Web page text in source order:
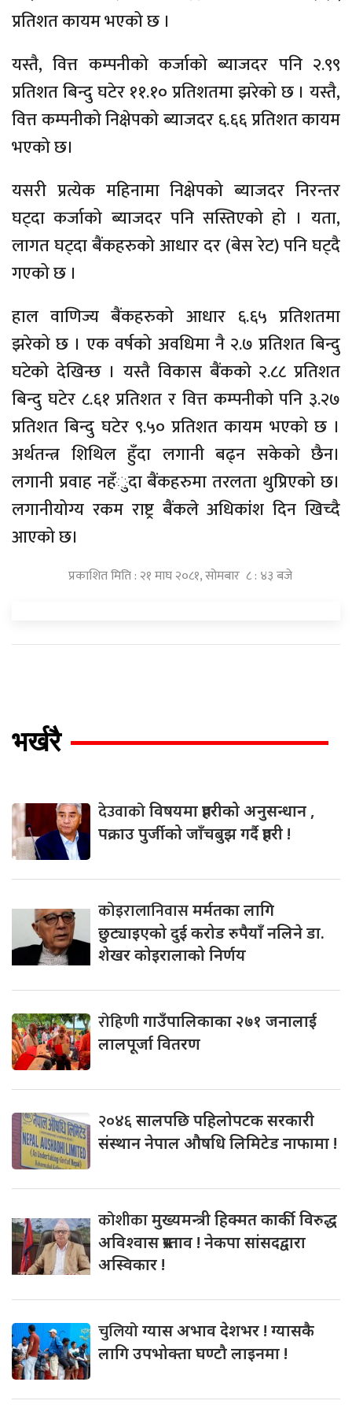
प्रतिशत कायम भएको छ ।
यस्तै, वित्त कम्पनीको कर्जाको ब्याजदर पनि २.९९
प्रतिशत बिन्दु घटेर ११.१० प्रतिशतमा झरेको छ । यस्तै,
वित्त कम्पनीको निक्षेपको ब्याजदर ६.६६ प्रतिशत कायम
भएको छ।
यसरी प्रत्येक महिनामा निक्षेपको ब्याजदर निरन्तर
घट्दा कर्जाको ब्याजदर पनि सस्तिएको हो । यता,
लागत घट्दा बैंकहरुको आधार दर (बेस रेट) पनि घट्दै
गएको छ ।
हाल वाणिज्य बैंकहरुको आधार ६.६५ प्रतिशतमा
झरेको छ । एक वर्षको अवधिमा नै २.७ प्रतिशत बिन्दु
घटेको देखिन्छ । यस्तै विकास बैंकको २.८८ प्रतिशत
बिन्दु घटेर ८.६१ प्रतिशत र वित्त कम्पनीको पनि ३.२७
प्रतिशत बिन्दु घटेर ९.५० प्रतिशत कायम भएको छ ।
अर्थतन्त्र शिथिल हुँदा लगानी बढ्न सकेको छैन।
लगानी प्रवाह नहँुदा बैंकहरुमा तरलता थुप्रिएको छ।
लगानीयोग्य रकम राष्ट्र बैंकले अधिकांंश दिन खिच्दै
आएको छ।
प्रकाशित मिति : २१ माघ २०८१, सोमबार ८ : ४३ बजे
भर्खरै
देउवाकोविषयमा प्रहरीको अनुसन्धान ,
पक्राउ पुर्जीको जाँचबुझ गर्दै प्रहरी !
कोइरालानिवासमर्मतका लागि
छुट्याइएको दुई करोड रुपैयाँ नलिने डा.
शेखर कोइरालाको निर्णय
रोहिणीगाउँपालिकाका २७१ जनालाई
लालपूर्जा वितरण
२०४६सालपछि पहिलोपटक सरकारी
संस्थान नेपाल औषधि लिमिटेड नाफामा !
कोशीकामुख्यमन्त्री हिक्मत कार्की विरुद्ध
अविश्वास प्रस्ताव ! नेकपा सांसदद्वारा
अस्विकार !
चुलियोग्यास अभाव देशभर ! ग्यासकै
लागि उपभोक्ता घण्टौ लाइनमा !